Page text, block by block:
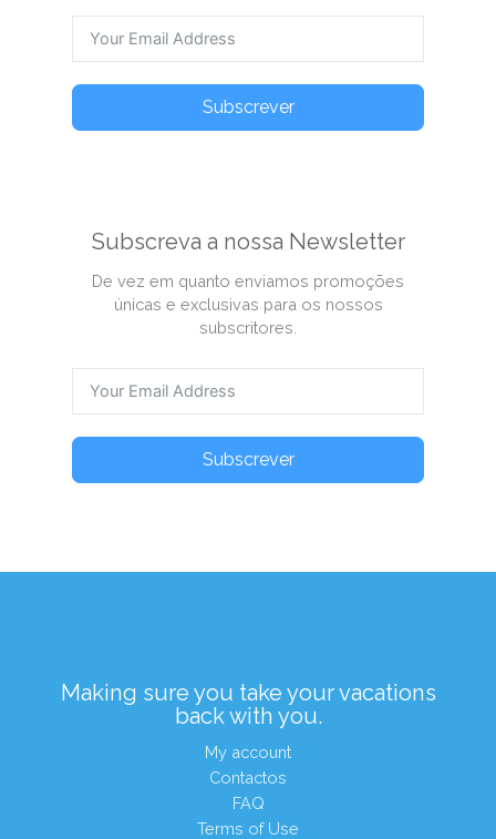
Subscrever
Subscreva a nossa Newsletter
De vez em quanto enviamos promoções
únicas e exclusivas para os nossos
subscritores.
Subscrever
Making sure you take your vacations
back with you.
My account
Contactos
FAQ
Terms of Use